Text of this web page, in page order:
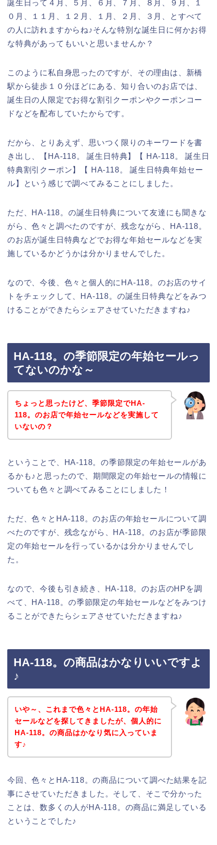
誕生日って４月、５月、６月、７月、８月、９月、１
０月、１１月、１２月、１月、２月、３月、とすべて
の人に訪れますからね♪そんな特別な誕生日に何かお得
な特典があってもいいと思いませんか？
このように私自身思ったのですが、その理由は、新橋
駅から徒歩１０分ほどにある、知り合いのお店では、
誕生日の人限定でお得な割引クーポンやクーポンコー
ドなどを配布していたからです。
だから、とりあえず、思いつく限りのキーワードを書
き出し、【HA-118。 誕生日特典】【 HA-118。 誕生日
特典割引クーポン】【 HA-118。 誕生日特典年始セー
ル】という感じで調べてみることにしました。
ただ、HA-118。の誕生日特典について友達にも聞きな
がら、色々と調べたのですが、残念ながら、HA-118。
のお店が誕生日特典などでお得な年始セールなどを実
施しているかどうかは分かりませんでした。
なので、今後、色々と個人的にHA-118。のお店のサイ
トをチェックして、HA-118。の誕生日特典などをみつ
けることができたらシェアさせていただきますね♪
HA-118。の季節限定の年始セールっ
てないのかな～
ちょっと思ったけど、季節限定でHA-
118。のお店で年始セールなどを実施して
いないの？
ということで、HA-118。の季節限定の年始セールがあ
るかも♪と思ったので、期間限定の年始セールの情報に
ついても色々と調べてみることにしました！
ただ、色々とHA-118。のお店の年始セールについて調
べたのですが、残念ながら、HA-118。のお店が季節限
定の年始セールを行っているかは分かりませんでし
た。
なので、今後も引き続き、HA-118。のお店のHPを調
べて、HA-118。の季節限定の年始セールなどをみつけ
ることができたらシェアさせていただきますね♪
HA-118。の商品はかなりいいですよ
♪
いや～、これまで色々とHA-118。の年始
セールなどを探してきましたが、個人的に
HA-118。の商品はかなり気に入っていま
す♪
今回、色々とHA-118。の商品について調べた結果を記
事にさせていただきました。そして、そこで分かった
ことは、数多くの人がHA-118。の商品に満足している
ということでした♪